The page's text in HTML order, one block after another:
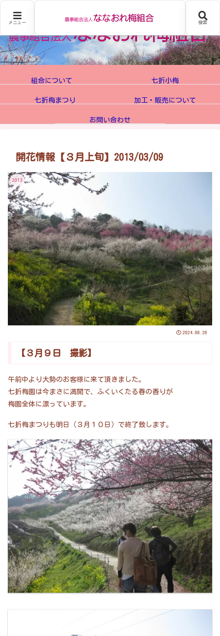
組合について 七折小梅
七折梅まつり 加工・販売について
お問い合わせ
開花情報【３月上旬】2013/03/09
2013
2024.08.26
【３月９日 撮影】
午前中より大勢のお客様に来て頂きました。
七折梅園は今まさに満開で、ふくいくたる春の香りが
梅園全体に漂っています。
七折梅まつりも明日（３月１０日）で終了致します。
メニュー 検索